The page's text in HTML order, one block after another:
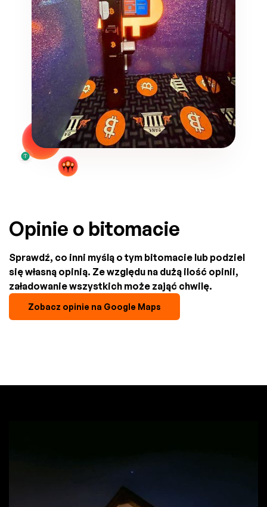
Opinie o bitomacie
Sprawdź, co inni myślą o tym bitomacie lub podziel
się własną opinią. Ze względu na dużą ilość opinii,
załadowanie wszystkich może zająć chwilę.
Zobacz opinie na Google Maps